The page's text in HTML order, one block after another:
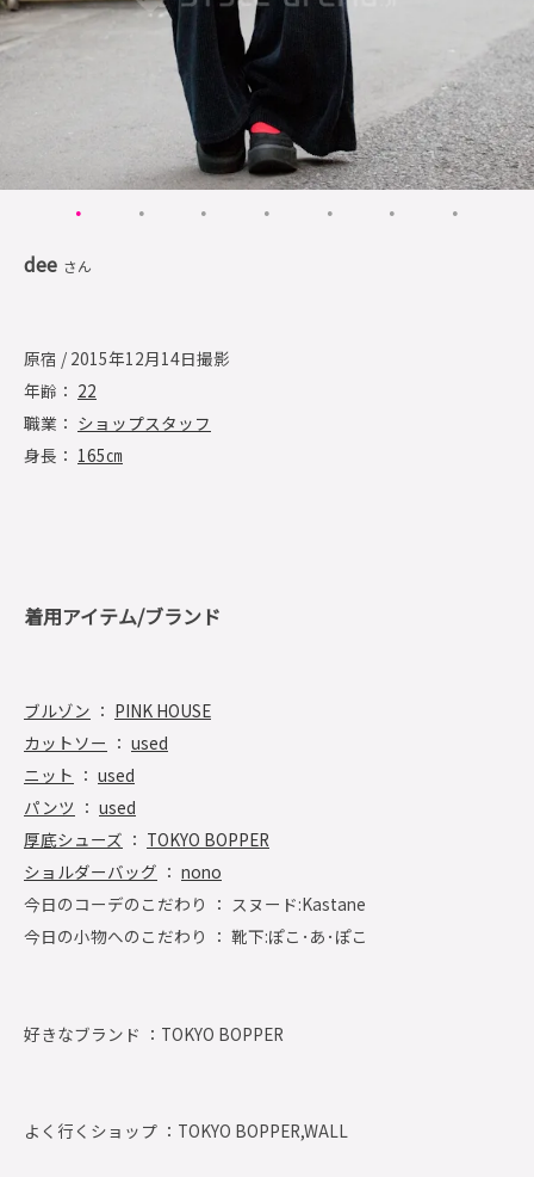
dee さん
原宿 / 2015年12月14日撮影
年齢： 22
職業： ショップスタッフ
身長： 165㎝
着用アイテム/ブランド
ブルゾン ： PINK HOUSE
カットソー ： used
ニット ： used
パンツ ： used
厚底シューズ ： TOKYO BOPPER
ショルダーバッグ ： nono
今日のコーデのこだわり ： スヌード:Kastane
今日の小物へのこだわり ： 靴下:ぽこ･あ･ぽこ
好きなブランド ： TOKYO BOPPER
よく行くショップ ： TOKYO BOPPER,WALL